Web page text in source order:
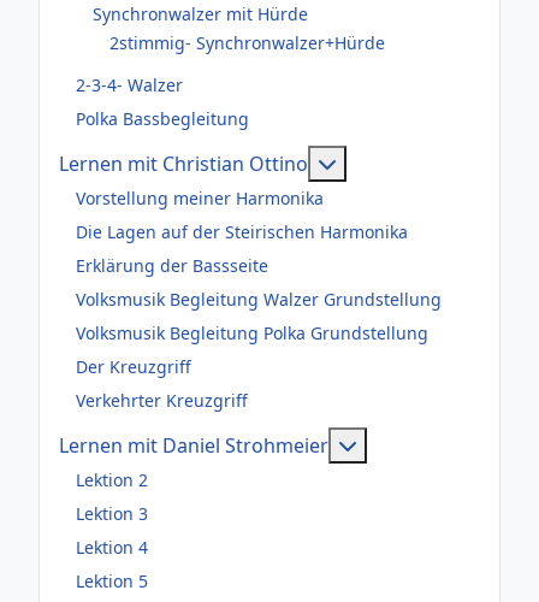
Synchronwalzer mit Hürde
2stimmig- Synchronwalzer+Hürde
2-3-4- Walzer
Polka Bassbegleitung
Lernen mit Christian Ottino
Vorstellung meiner Harmonika
Die Lagen auf der Steirischen Harmonika
Erklärung der Bassseite
Volksmusik Begleitung Walzer Grundstellung
Volksmusik Begleitung Polka Grundstellung
Der Kreuzgriff
Verkehrter Kreuzgriff
Lernen mit Daniel Strohmeier
Lektion 2
Lektion 3
Lektion 4
Lektion 5